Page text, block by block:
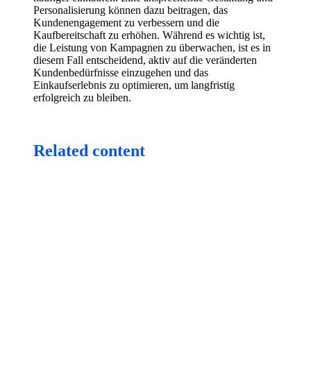
Personalisierung können dazu beitragen, das
Kundenengagement zu verbessern und die
Kaufbereitschaft zu erhöhen. Während es wichtig ist,
die Leistung von Kampagnen zu überwachen, ist es in
diesem Fall entscheidend, aktiv auf die veränderten
Kundenbedürfnisse einzugehen und das
Einkaufserlebnis zu optimieren, um langfristig
erfolgreich zu bleiben.
Related content